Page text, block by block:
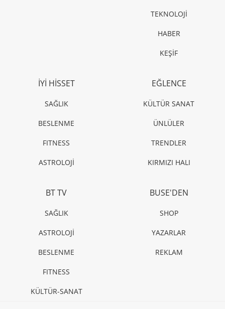
TEKNOLOJİ
HABER
KEŞİF
İYİ HİSSET
SAĞLIK
BESLENME
FITNESS
ASTROLOJİ
EĞLENCE
KÜLTÜR SANAT
ÜNLÜLER
TRENDLER
KIRMIZI HALI
BT TV
SAĞLIK
ASTROLOJİ
BESLENME
FITNESS
KÜLTÜR-SANAT
BUSE'DEN
SHOP
YAZARLAR
REKLAM